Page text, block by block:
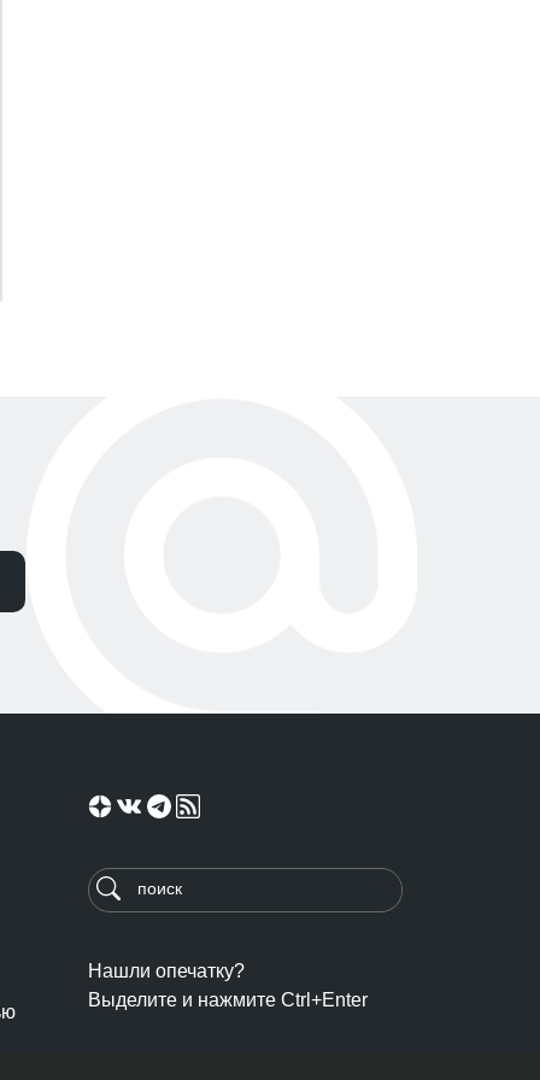
Нашли опечатку?
Выделите и нажмите Ctrl+Enter